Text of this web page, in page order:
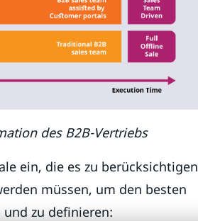
des B2B-Vertriebs
ein, die es zu berücksichtigen
müssen, um den besten
zu definieren: